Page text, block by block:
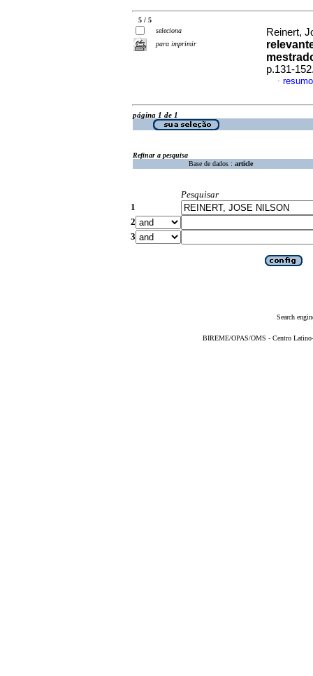
5 / 5
seleciona
para imprimir
Reinert,
p.131-
·
página 1 de 1
Refinar a pesquisa
Base de dados : article
Pesquisar
1
2
3
Search
BIREME/OPAS/OMS - Centro Latino-